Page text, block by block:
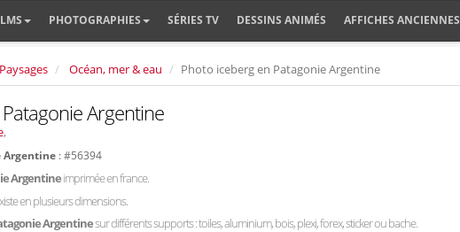
PHOTOGRAPHIES SÉRIES TV DESSINS ANIMÉS AFFICHES ANCIENNES
Paysages Océan, mer & eau Photo iceberg en Patagonie Argentine
Argentine
,
Argentine : #56394
Argentineimprimée en france.
en plusieurs dimensions.
Argentinesur différents supports : toiles, aluminium, bois, plexi, forex, sticker ou bache.